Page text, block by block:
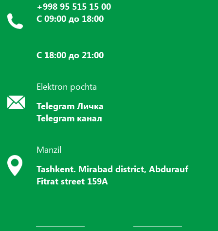
+998 95 515 15 00
С 09:00 до 18:00
С 18:00 до 21:00
Elektron pochta
Telegram Личка
Telegram канал
Manzil
Tashkent. Mirabad district, Abdurauf
Fitrat street 159A